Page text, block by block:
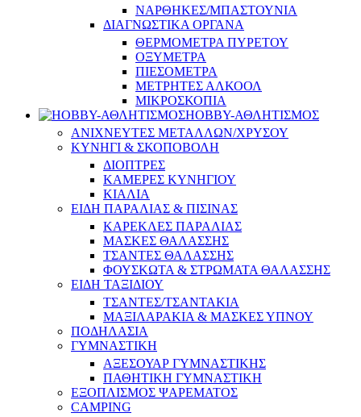
ΝΑΡΘΗΚΕΣ/ΜΠΑΣΤΟΥΝΙΑ
ΔΙΑΓΝΩΣΤΙΚΑ ΟΡΓΑΝΑ
ΘΕΡΜΟΜΕΤΡΑ ΠΥΡΕΤΟΥ
ΟΞΥΜΕΤΡΑ
ΠΙΕΣΟΜΕΤΡΑ
ΜΕΤΡΗΤΕΣ ΑΛΚΟΟΛ
ΜΙΚΡΟΣΚΟΠΙΑ
HOBBY-ΑΘΛΗΤΙΣΜΟΣ
ΑΝΙΧΝΕΥΤΕΣ ΜΕΤΑΛΛΩΝ/ΧΡΥΣΟΥ
ΚΥΝΗΓΙ & ΣΚΟΠΟΒΟΛΗ
ΔΙΟΠΤΡΕΣ
ΚΑΜΕΡΕΣ ΚΥΝΗΓΙΟΥ
ΚΙΑΛΙΑ
ΕΙΔΗ ΠΑΡΑΛΙΑΣ & ΠΙΣΙΝΑΣ
ΚΑΡΕΚΛΕΣ ΠΑΡΑΛΙΑΣ
ΜΑΣΚΕΣ ΘΑΛΑΣΣΗΣ
ΤΣΑΝΤΕΣ ΘΑΛΑΣΣΗΣ
ΦΟΥΣΚΩΤΑ & ΣΤΡΩΜΑΤΑ ΘΑΛΑΣΣΗΣ
ΕΙΔΗ ΤΑΞΙΔΙΟΥ
ΤΣΑΝΤΕΣ/ΤΣΑΝΤΑΚΙΑ
ΜΑΞΙΛΑΡΑΚΙΑ & ΜΑΣΚΕΣ ΥΠΝΟΥ
ΠΟΔΗΛΑΣΙΑ
ΓΥΜΝΑΣΤΙΚΗ
ΑΞΕΣΟΥΑΡ ΓΥΜΝΑΣΤΙΚΗΣ
ΠΑΘΗΤΙΚΗ ΓΥΜΝΑΣΤΙΚΗ
ΕΞΟΠΛΙΣΜΟΣ ΨΑΡΕΜΑΤΟΣ
CAMPING